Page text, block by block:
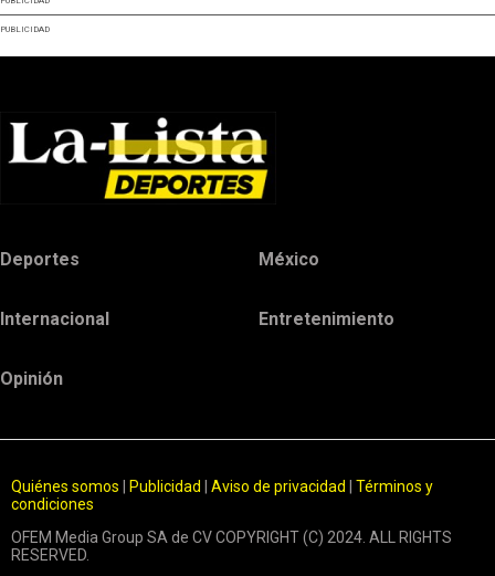
PUBLICIDAD
Deportes México
Internacional Entretenimiento
Opinión
Quiénes somos Publicidad Aviso de privacidad
Términos y
condiciones
OFEM Media Group SA de CV COPYRIGHT (C) 2024. ALL RIGHTS
RESERVED.